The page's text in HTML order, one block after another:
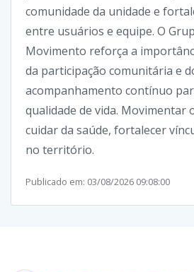
comunidade da unidade e
entre usuários e equipe. O
Movimento reforça a
da participação comunitária e
acompanhamento contínuo
qualidade de vida. Movimentar
cuidar da saúde, fortalecer
no território.
Publicado em: 03/08/2026 09:08:00